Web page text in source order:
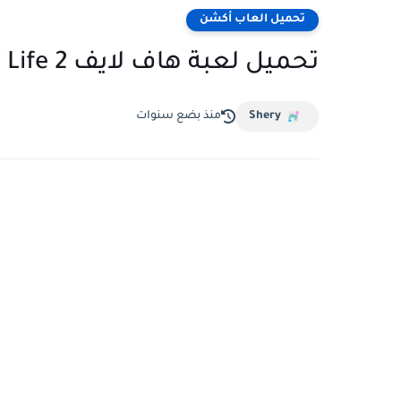
تحميل العاب أكشن
تحميل لعبة هاف لايف Half Life 2 للكمبيوتر من ميديا فاير
Shery منذ بضع سنوات